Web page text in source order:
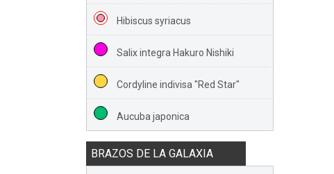
Hibiscus syriacus
Salix integra Hakuro Nishiki
Cordyline indivisa "Red Star"
Aucuba japonica
BRAZOS DE LA GALAXIA